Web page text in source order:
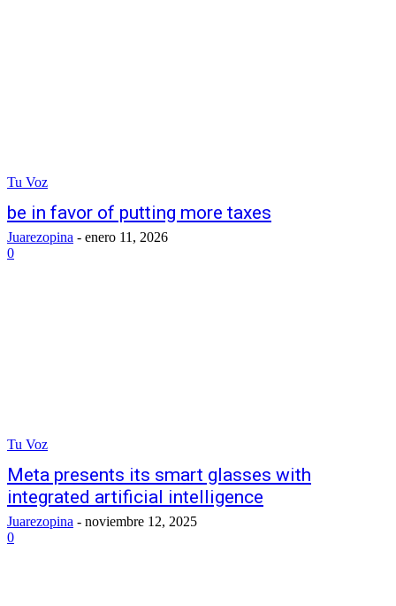
Tu Voz
be in favor of putting more taxes
Juarezopina - enero 11, 2026
0
Tu Voz
Meta presents its smart glasses with
integrated artificial intelligence
Juarezopina - noviembre 12, 2025
0